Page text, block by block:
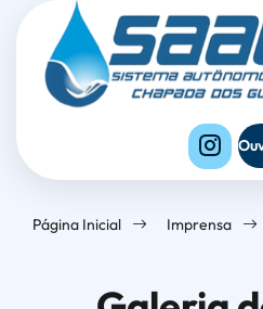
Seção
de
atalhos
de
para
conteúdo
Ir
Seção
do
menu
principal
Página Inicial Imprensa